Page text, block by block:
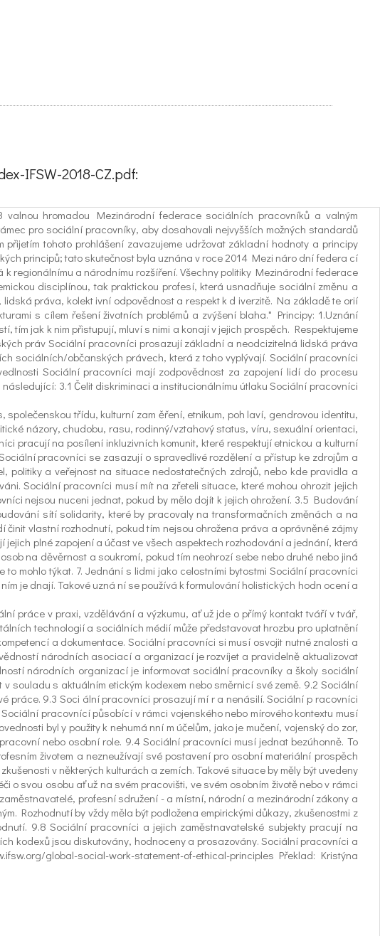
IFSW-2018-CZ.pdf:
hromadou Mezinárodní federace sociálních pracovníků a valným
pro sociální pracovníky, aby dosahovali nejvyšších možných standardů
tohoto prohlášení zavazujeme udržovat základní hodnoty a principy
principů; tato skutečnost byla uznána v roce 2014 Mezi náro dní federa cí
regionálnímu a národnímu rozšíření. Všechny politiky Mezinárodní federace
disciplínou, tak praktickou profesí, která usnadňuje sociální změnu a
práva, kolekt ivní odpovědnost a respekt k d iverzitě. Na základě te orií
s cílem řešení životních problémů a zvýšení blaha." Principy: 1.Uznání
jak k nim přistupují, mluví s nimi a konají v jejich prospěch. Respektujeme
práv Sociální pracovníci prosazují základní a neodcizitelná lidská práva
sociálních/občanských právech, která z toho vyplývají. Sociální pracovníci
Sociální pracovníci mají zodpovědnost za zapojení lidí do procesu
3.1 Čelit diskriminaci a institucionálnímu útlaku Sociální pracovníci
třídu, kulturní zam ěření, etnikum, poh laví, gendrovou identitu,
názory, chudobu, rasu, rodinný/vztahový status, víru, sexuální orientaci,
pracují na posílení inkluzivních komunit, které respektují etnickou a kulturní
pracovníci se zasazují o spravedlivé rozdělení a přístup ke zdrojům a
politiky a veřejnost na situace nedostatečných zdrojů, nebo kde pravidla a
Sociální pracovníci musí mít na zřeteli situace, které mohou ohrozit jejich
nejsou nuceni jednat, pokud by mělo dojít k jejich ohrožení. 3.5 Budování
sítí solidarity, které by pracovaly na transformačních změnách a na
vlastní rozhodnutí, pokud tím nejsou ohrožena práva a oprávněné zájmy
plné zapojení a účast ve všech aspektech rozhodování a jednání, která
na děvěrnost a soukromí, pokud tím neohrozí sebe nebo druhé nebo jiná
mohlo týkat. 7. Jednání s lidmi jako celostními bytostmi Sociální pracovníci
je dnají. Takové uzná ní se používá k formulování holistických hodn ocení a
práce v praxi, vzdělávání a výzkumu, ať už jde o přímý kontakt tváří v tvář,
technologií a sociálních médií může představovat hrozbu pro uplatnění
a dokumentace. Sociální pracovníci si musí osvojit nutné znalosti a
národních asociací a organizací je rozvíjet a pravidelně aktualizovat
národních organizací je informovat sociální pracovníky a školy sociální
souladu s aktuálním etickým kodexem nebo směrnicí své země. 9.2 Sociální
práce. 9.3 Soci ální pracovníci prosazují mí r a nenásilí. Sociální p racovníci
pracovnící působící v rámci vojenského nebo mírového kontextu musí
byl y použity k nehumá nní m účelům, jako je mučení, vojenský do zor,
nebo osobní role. 9.4 Sociální pracovníci musí jednat bezúhonně. To
životem a nezneužívají své postavení pro osobní materiální prospěch
v některých kulturách a zemích. Takové situace by měly být uvedeny
svou osobu ať už na svém pracovišti, ve svém osobním životě nebo v rámci
profesní sdružení - a místní, národní a mezinárodní zákony a
Rozhodnutí by vždy měla být podložena empirickými důkazy, zkušenostmi z
9.8 Sociální pracovníci a jejich zaměstnavatelské subjekty pracují na
kodexů jsou diskutovány, hodnoceny a prosazovány. Sociální pracovníci a
global-social-work-statement-of-ethical-principles Překlad: Kristýna